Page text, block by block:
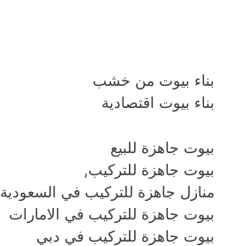
بناء بيوت من خشب
بناء بيوت اقتصادية
بيوت جاهزة للبيع
بيوت جاهزة للتركيب,
منازل جاهزة للتركيب في السعودية
بيوت جاهزة للتركيب في الامارات
بيوت جاهزة للتركيب في دبي